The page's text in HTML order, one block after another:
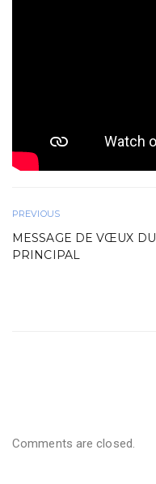
PREVIOUS
MESSAGE DE VŒUX DU
PRINCIPAL
Comments are closed.